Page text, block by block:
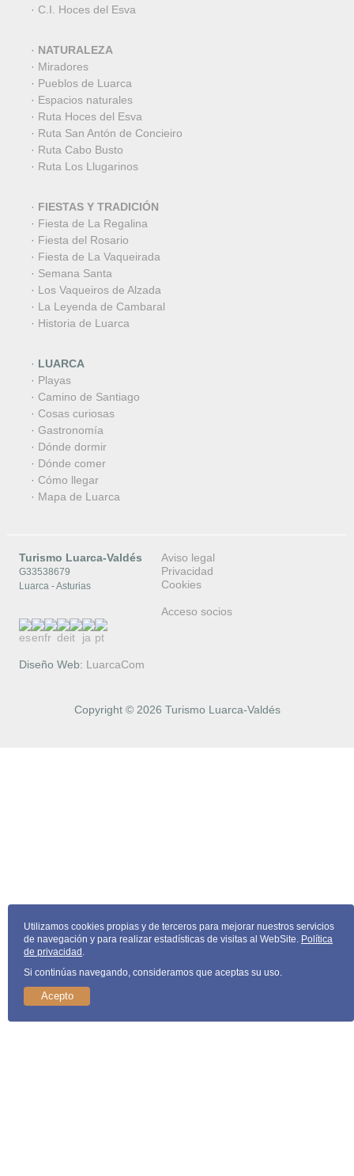
· C.I. Hoces del Esva
· NATURALEZA
· Miradores
· Pueblos de Luarca
· Espacios naturales
· Ruta Hoces del Esva
· Ruta San Antón de Concieiro
· Ruta Cabo Busto
· Ruta Los Llugarinos
· FIESTAS Y TRADICIÓN
· Fiesta de La Regalina
· Fiesta del Rosario
· Fiesta de La Vaqueirada
· Semana Santa
· Los Vaqueiros de Alzada
· La Leyenda de Cambaral
· Historia de Luarca
· LUARCA
· Playas
· Camino de Santiago
· Cosas curiosas
· Gastronomía
· Dónde dormir
· Dónde comer
· Cómo llegar
· Mapa de Luarca
Turismo Luarca-Valdés
G33538679
Luarca - Asturias
Aviso legal
Privacidad
Cookies
Acceso socios
Diseño Web: LuarcaCom
Copyright © 2026 Turismo Luarca-Valdés
Utilizamos cookies propias y de terceros para mejorar nuestros servicios
de navegación y para realizar estadísticas de visitas al WebSite. Política
de privacidad .
Si continúas navegando, consideramos que aceptas su uso.
Acepto